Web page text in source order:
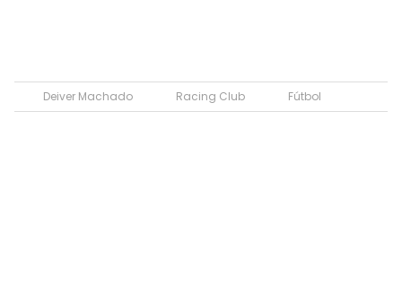
Deiver Machado Racing Club Fútbol